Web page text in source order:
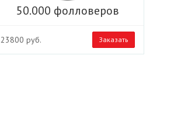
50.000 фолловеров
23800 руб. Заказать